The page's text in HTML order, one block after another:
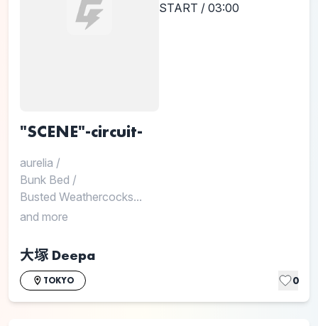
START / 03:00
"SCENE"-circuit-
aurelia /
Bunk Bed /
Busted Weathercocks...
and more
大塚 Deepa
TOKYO 0